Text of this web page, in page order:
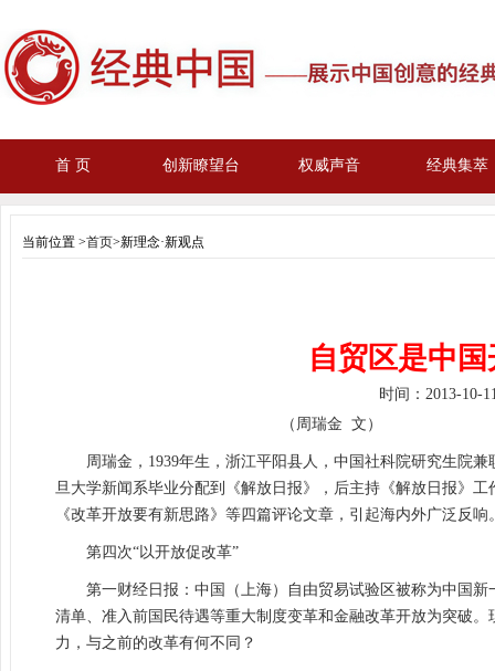
首 页 创新瞭望台 权威声音 经典集萃
当前位置 >首页>新理念·新观点
自贸区是中
时间： 2013-10-
（周瑞金 文）
周瑞金，1939年生，浙江平阳县人，中国社科院研究生院
旦大学新闻系毕业分配到《解放日报》，后主持《解放日报》
《改革开放要有新思路》等四篇评论文章，引起海内外广泛反响
第四次“以开放促改革”
第一财经日报：中国（上海）自由贸易试验区被称为中国
清单、准入前国民待遇等重大制度变革和金融改革开放为突破
力，与之前的改革有何不同？